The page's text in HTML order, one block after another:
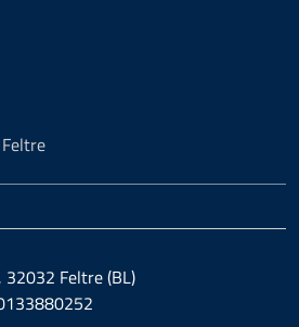
32032 Feltre (BL)